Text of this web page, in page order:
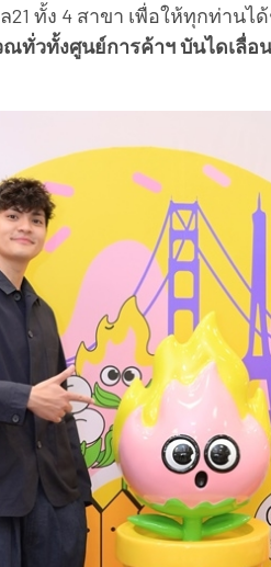
21 ทั้ง 4 สาขา เพื่อให้ทุกท่าน
ณทั่วทั้งศูนย์การค้าฯ บันไดเลื่